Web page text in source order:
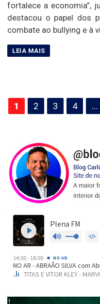
fortalece a economia”,
destacou o papel dos
combate ao bullying e à
Paginação
de
1 2 3 4 …